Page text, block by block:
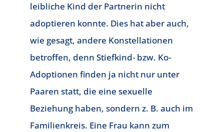
leibliche Kind der Partnerin nicht
adoptieren konnte. Dies hat aber auch,
wie gesagt, andere Konstellationen
betroffen, denn Stiefkind- bzw. Ko-
Adoptionen finden ja nicht nur unter
Paaren statt, die eine sexuelle
Beziehung haben, sondern z. B. auch im
Familienkreis. Eine Frau kann zum